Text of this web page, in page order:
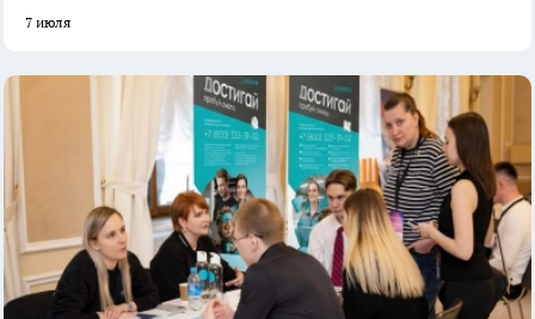
7 июля